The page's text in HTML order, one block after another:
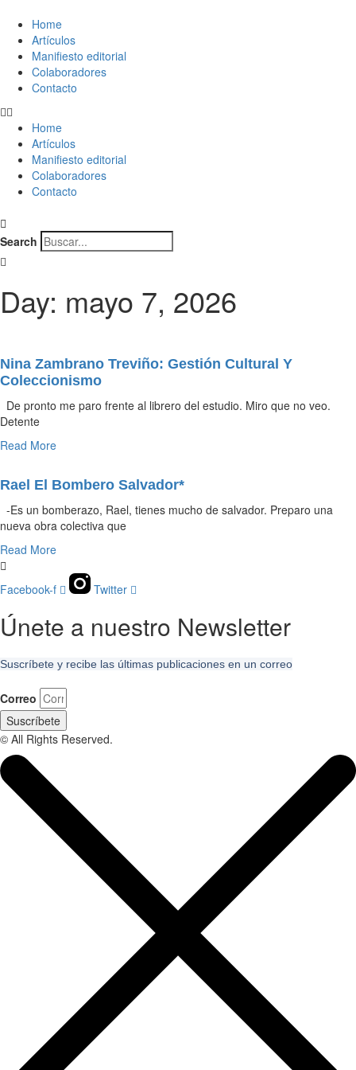
Home
Artículos
Manifiesto editorial
Colaboradores
Contacto
Home
Artículos
Manifiesto editorial
Colaboradores
Contacto
Search
Day: mayo 7, 2026
Nina Zambrano Treviño: Gestión Cultural Y
Coleccionismo
De pronto me paro frente al librero del estudio. Miro que no veo.
Detente
Read More
Rael El Bombero Salvador*
-Es un bomberazo, Rael, tienes mucho de salvador. Preparo una
nueva obra colectiva que
Read More
Facebook-f Twitter
Únete a nuestro Newsletter
Suscríbete y recibe las últimas publicaciones en un correo
Correo
Suscríbete
© All Rights Reserved.